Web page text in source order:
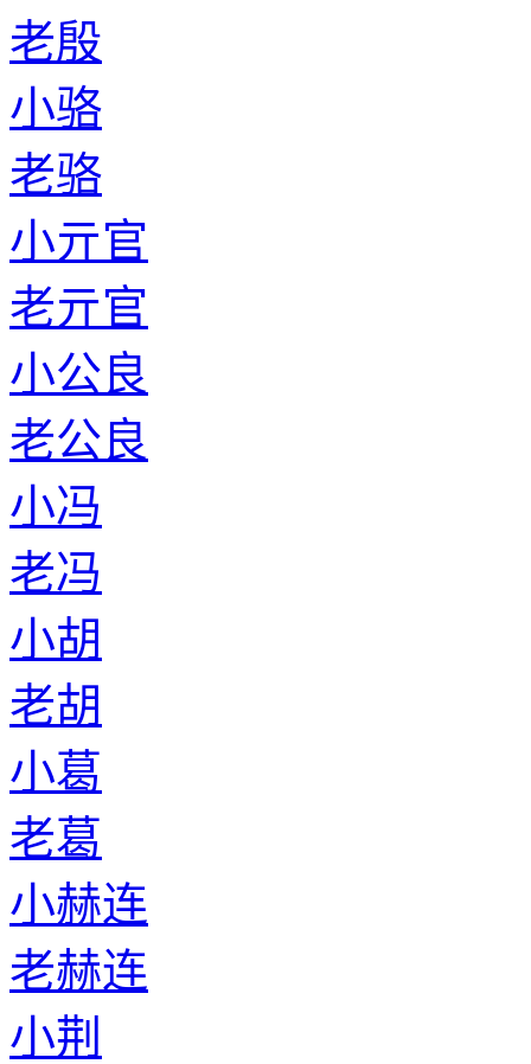
老殷
小骆
老骆
小亓官
老亓官
小公良
老公良
小冯
老冯
小胡
老胡
小葛
老葛
小赫连
老赫连
小荆